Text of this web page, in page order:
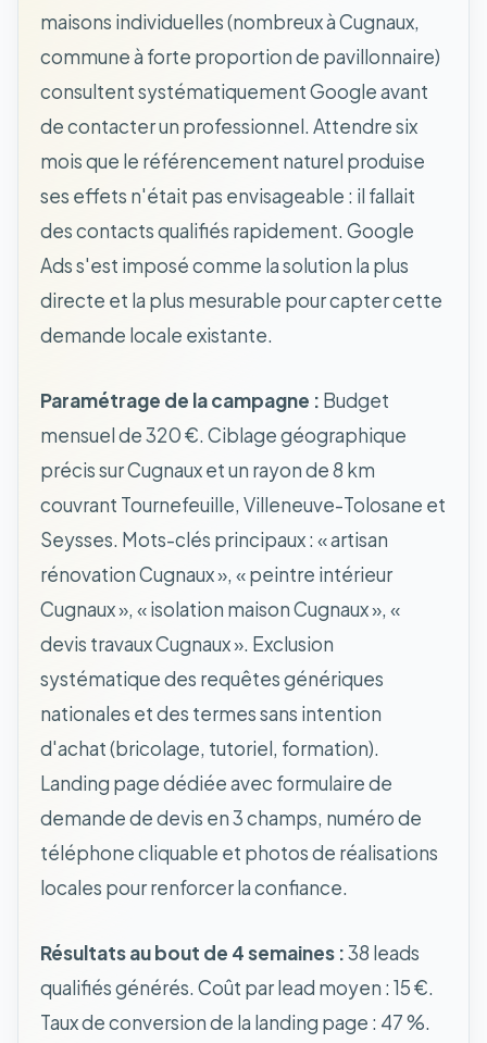
maisons individuelles (nombreux à Cugnaux,
commune à forte proportion de pavillonnaire)
consultent systématiquement Google avant
de contacter un professionnel. Attendre six
mois que le référencement naturel produise
ses effets n'était pas envisageable : il fallait
des contacts qualifiés rapidement. Google
Ads s'est imposé comme la solution la plus
directe et la plus mesurable pour capter cette
demande locale existante.
Paramétrage de la campagne : Budget
mensuel de 320 €. Ciblage géographique
précis sur Cugnaux et un rayon de 8 km
couvrant Tournefeuille, Villeneuve-Tolosane et
Seysses. Mots-clés principaux : « artisan
rénovation Cugnaux », « peintre intérieur
Cugnaux », « isolation maison Cugnaux », «
devis travaux Cugnaux ». Exclusion
systématique des requêtes génériques
nationales et des termes sans intention
d'achat (bricolage, tutoriel, formation).
Landing page dédiée avec formulaire de
demande de devis en 3 champs, numéro de
téléphone cliquable et photos de réalisations
locales pour renforcer la confiance.
Résultats au bout de 4 semaines :38 leads
qualifiés générés. Coût par lead moyen : 15 €.
Taux de conversion de la landing page : 47 %.